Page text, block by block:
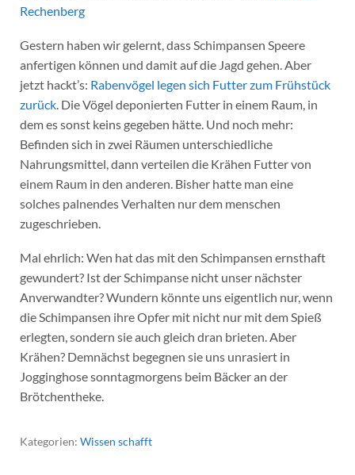
Rechenberg
Gestern haben wir gelernt, dass Schimpansen Speere
anfertigen können und damit auf die Jagd gehen. Aber
jetzt hackt’s: Rabenvögel legen sich Futter zum Frühstück
zurück. Die Vögel deponierten Futter in einem Raum, in
dem es sonst keins gegeben hätte. Und noch mehr:
Befinden sich in zwei Räumen unterschiedliche
Nahrungsmittel, dann verteilen die Krähen Futter von
einem Raum in den anderen. Bisher hatte man eine
solches palnendes Verhalten nur dem menschen
zugeschrieben.
Mal ehrlich: Wen hat das mit den Schimpansen ernsthaft
gewundert? Ist der Schimpanse nicht unser nächster
Anverwandter? Wundern könnte uns eigentlich nur, wenn
die Schimpansen ihre Opfer mit nicht nur mit dem Spieß
erlegten, sondern sie auch gleich dran brieten. Aber
Krähen? Demnächst begegnen sie uns unrasiert in
Jogginghose sonntagmorgens beim Bäcker an der
Brötchentheke.
Kategorien: Wissen schafft